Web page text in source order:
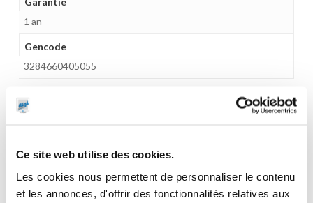
Ce site web utilise des cookies.
Les cookies nous permettent de personnaliser le contenu
et les annonces, d'offrir des fonctionnalités relatives aux
1 an
Gencode
3284660405055
INTERESSER